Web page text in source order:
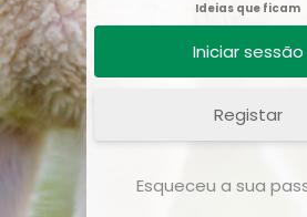
Ideias que ficam
Registar
Esqueceu a sua